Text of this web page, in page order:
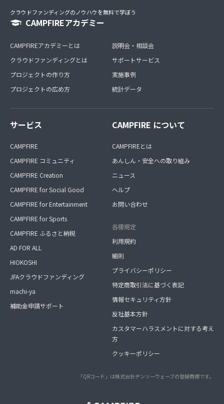
クラウドファンディングのノウハウを無料で学ぼう
CAMPFIREアカデミー
CAMPFIREアカデミーとは
クラウドファンディングとは
プロジェクトの作り方
プロジェクトの広め方
説明会・相談会
サポートサービス
実施事例
統計データ
サービス
CAMPFIRE
CAMPFIRE コミュニティ
CAMPFIRE Creation
CAMPFIRE for Social Good
CAMPFIRE for Entertainment
CAMPFIRE for Sports
CAMPFIRE ふるさと納税
AD FOR ALL
HIOKOSHI
JFAクラウドファンディング
machi-ya
補助金申請サポート
CAMPFIRE について
CAMPFIREとは
あんしん・安全への取り組み
ニュース
ヘルプ
お問い合わせ
各種規定
利用規約
細則
プライバシーポリシー
特定商取引法に基づく表記
情報セキュリティ方針
反社基本方針
カスタマーハラスメントに対する考え
方
クッキーポリシー
「QRコード」は株式会社デンソーウェーブの登録商標です。